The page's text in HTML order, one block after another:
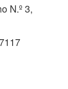
N.º 3,